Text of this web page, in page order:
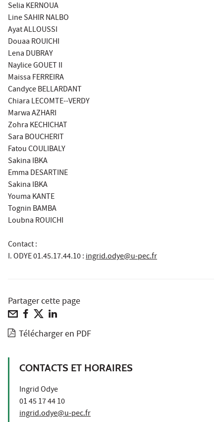
Selia KERNOUA
Line SAHIR NALBO
Ayat ALLOUSSI
Douaa ROUICHI
Lena DUBRAY
Naylice GOUET II
Maissa FERREIRA
Candyce BELLARDANT
Chiara LECOMTE--VERDY
Marwa AZHARI
Zohra KECHICHAT
Sara BOUCHERIT
Fatou COULIBALY
Sakina IBKA
Emma DESARTINE
Sakina IBKA
Youma KANTE
Tognin BAMBA
Loubna ROUICHI
Contact :
I. ODYE 01.45.17.44.10:ingrid.odye@u-pec.fr
Partager cette page
Télécharger en PDF
CONTACTS ET HORAIRES
Ingrid Odye
01 45 17 44 10
ingrid.odye@u-pec.fr